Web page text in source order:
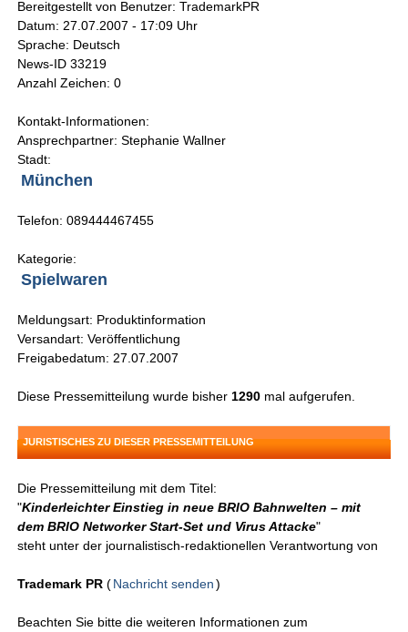
Bereitgestellt von Benutzer: TrademarkPR
Datum: 27.07.2007 - 17:09 Uhr
Sprache: Deutsch
News-ID 33219
Anzahl Zeichen: 0
Kontakt-Informationen:
Ansprechpartner: Stephanie Wallner
Stadt:
München
Telefon: 089444467455
Kategorie:
Spielwaren
Meldungsart: Produktinformation
Versandart: Veröffentlichung
Freigabedatum: 27.07.2007
Diese Pressemitteilung wurde bisher 1290 mal aufgerufen.
JURISTISCHES ZU DIESER PRESSEMITTEILUNG
Die Pressemitteilung mit dem Titel:
"Kinderleichter Einstieg in neue BRIO Bahnwelten – mit
dem BRIO Networker Start-Set und Virus Attacke"
steht unter der journalistisch-redaktionellen Verantwortung von
Trademark PR (Nachricht senden )
Beachten Sie bitte die weiteren Informationen zum